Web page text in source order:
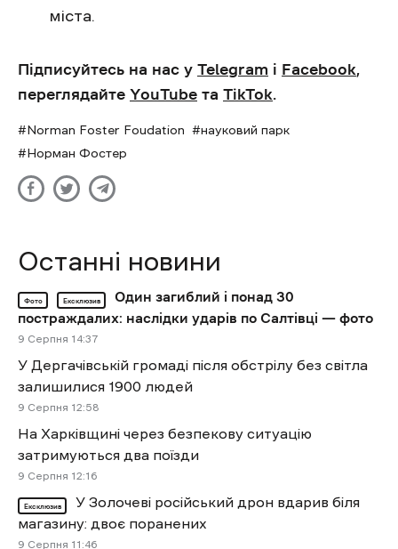
міста.
Підписуйтесь на нас у Telegram і Facebook,
переглядайте YouTube та TikTok.
Norman Foster Foudation
науковий парк
Норман Фостер
Останні новини
Фото Ексклюзив
Один загиблий і понад 30
постраждалих: наслідки ударів по Салтівці — фото
9 Cерпня 14:37
У Дергачівській громаді після обстрілу без світла
залишилися 1900 людей
9 Cерпня 12:58
На Харківщині через безпекову ситуацію
затримуються два поїзди
9 Cерпня 12:16
Ексклюзив
У Золочеві російський дрон вдарив біля
магазину: двоє поранених
9 Cерпня 11:46